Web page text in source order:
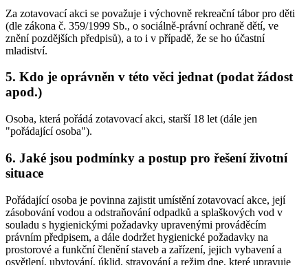
Za zotavovací akci se považuje i výchovně rekreační tábor pro děti
(dle zákona č. 359/1999 Sb., o sociálně-právní ochraně dětí, ve
znění pozdějších předpisů), a to i v případě, že se ho účastní
mladiství.
5. Kdo je oprávněn v této věci jednat (podat žádost
apod.)
Osoba, která pořádá zotavovací akci, starší 18 let (dále jen
"pořádající osoba").
6. Jaké jsou podmínky a postup pro řešení životní
situace
Pořádající osoba je povinna zajistit umístění zotavovací akce, její
zásobování vodou a odstraňování odpadků a splaškových vod v
souladu s hygienickými požadavky upravenými prováděcím
právním předpisem, a dále dodržet hygienické požadavky na
prostorové a funkční členění staveb a zařízení, jejich vybavení a
osvětlení, ubytování, úklid, stravování a režim dne, které upravuje